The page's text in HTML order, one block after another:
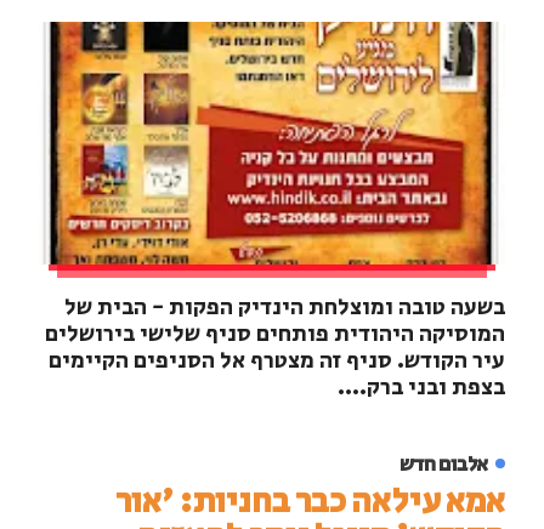
בשעה טובה ומוצלחת הינדיק הפקות - הבית של
המוסיקה היהודית פותחים סניף שלישי בירושלים
עיר הקודש. סניף זה מצטרף אל הסניפים הקיימים
בצפת ובני ברק....
אלבום חדש
אמא עילאה כבר בחניות: 'אור